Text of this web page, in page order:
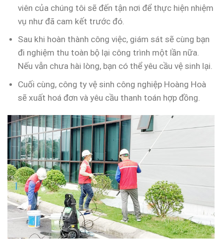
viên của chúng tôi sẽ đến tận nơi để thực hiện nhiệm
vụ như đã cam kết trước đó.
Sau khi hoàn thành công việc, giám sát sẽ cùng bạn
đi nghiệm thu toàn bộ lại công trình một lần nữa.
Nếu vẫn chưa hài lòng, bạn có thể yêu cầu vệ sinh lại.
Cuối cùng, công ty vệ sinh công nghiệp Hoàng Hoà
sẽ xuất hoá đơn và yêu cầu thanh toán hợp đồng.